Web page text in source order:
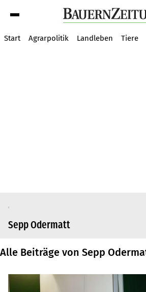
Start Agrarpolitik Landleben Tiere
Sepp Odermatt
Alle Beiträge von Sepp